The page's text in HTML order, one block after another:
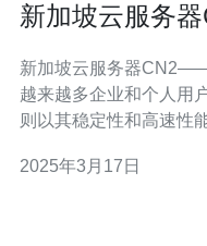
新加坡云服务
新加坡云服务器CN2——稳定高
越来越多企业和个人用
则以其稳定性和高速性
速的选择。 新加坡云服务器CN2采用了先进的技术和强大
2025年3月17日